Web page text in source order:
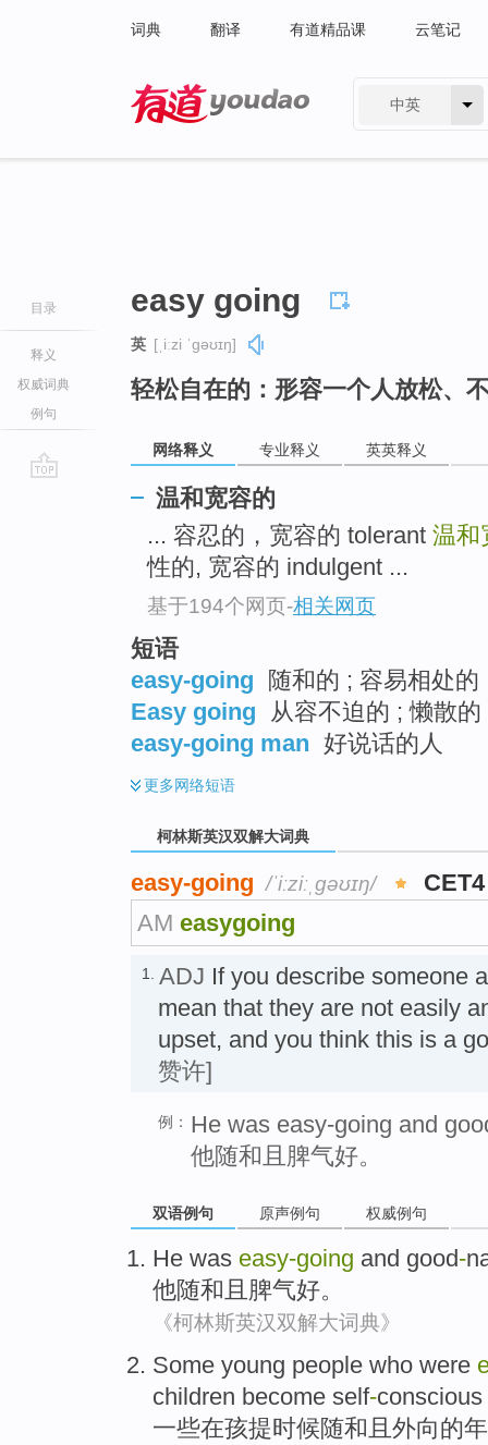
词典 翻译 有道精品课 云笔记
中英
目录
释义
权威词典
例句
easy going
英 [ˌiːzi ˈɡəʊɪŋ]
轻松自在的：形容一个人放松、
网络释义 专业释义 英英释义
温和宽容的
... 容忍的，宽容的 tolerant 温
性的, 宽容的 indulgent ...
基于194个网页-相关网页
短语
easy-going
随和的 ; 容易相处
Easy going
从容不迫的 ; 懒散
easy-going man 好说话的人
更多网络短语
柯林斯英汉双解大词典
easy-going /ˈiːziːˌgəʊɪŋ/
CET4
AM easygoing
1. ADJ If you describe someone
mean that they are not easily
upset, and you think this is a
赞许]
例： He was easy-going and
他随和且脾气好。
双语例句 原声例句 权威例句
He was easy-going and good-
他随和 且 脾气好。
《柯林斯英汉双解大词典》
Some young people who were
children become self-conscious
一些在孩提时候随和 且 外向的